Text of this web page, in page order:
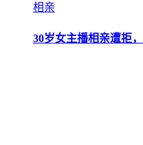
相亲
30岁女主播相亲遭拒